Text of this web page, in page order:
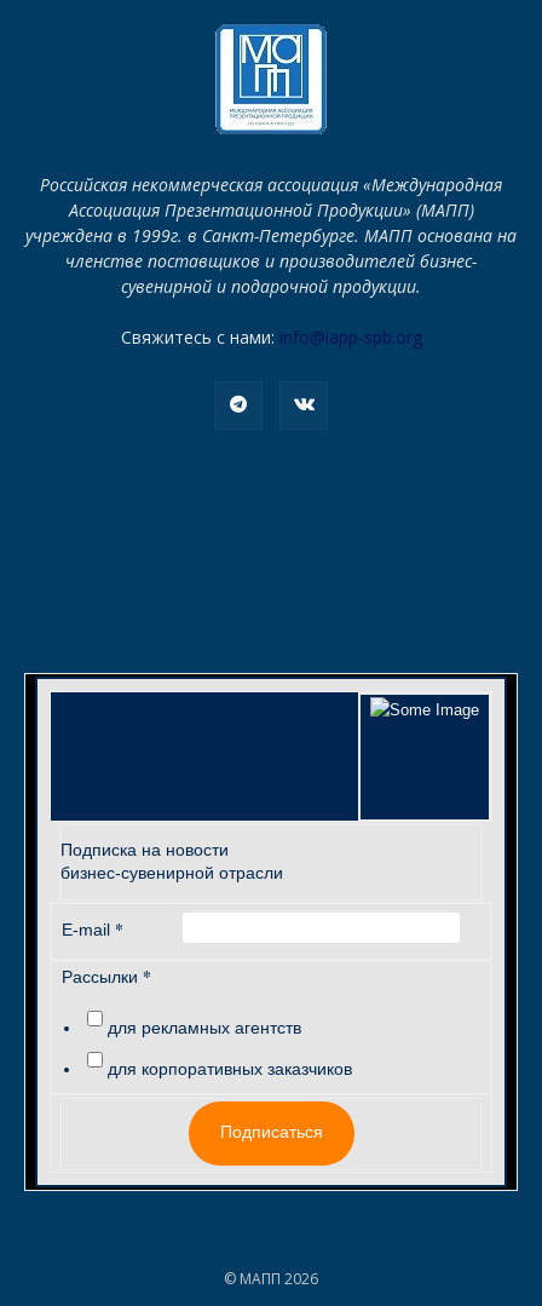
Российская некоммерческая ассоциация «Международная
Ассоциация Презентационной Продукции» (МАПП)
учреждена в 1999г. в Санкт-Петербурге. МАПП основана на
членстве поставщиков и производителей бизнес-
сувенирной и подарочной продукции.
Свяжитесь с нами: info@iapp-spb.org
Подписка на новости
бизнес-сувенирной отрасли
E-mail *
Рассылки *
для рекламных агентств
для корпоративных заказчиков
Подписаться
© МАПП 2026